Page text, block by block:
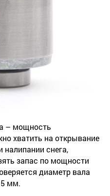
– мощность
хватить на открывание
налипании снега,
запас по мощности
диаметр вала
мм.